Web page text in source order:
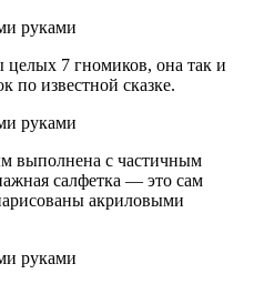
7 гномиков, она так и
по известной сказке.
выполнена с частичным
салфетка — это сам
акриловыми